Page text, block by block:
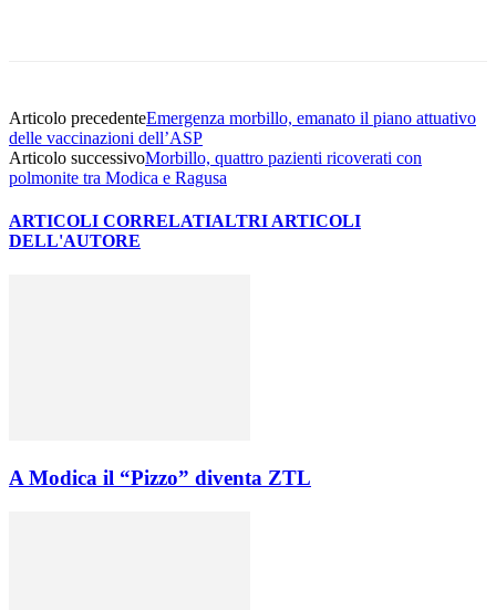
Articolo precedenteEmergenza morbillo, emanato il piano attuativo
delle vaccinazioni dell’ASP
Articolo successivoMorbillo, quattro pazienti ricoverati con
polmonite tra Modica e Ragusa
ARTICOLI CORRELATIALTRI ARTICOLI
DELL'AUTORE
A Modica il “Pizzo” diventa ZTL